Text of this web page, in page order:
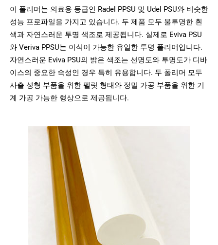
이 폴리머는 의료용 등급인 Radel PPSU 및 Udel PSU와 비슷한
성능 프로파일을 가지고 있습니다. 두 제품 모두 불투명한 흰
색과 자연스러운 투명 색조로 제공됩니다. 실제로 Eviva PSU
와 Veriva PPSU는 이식이 가능한 유일한 투명 폴리머입니다.
자연스러운 Eviva PSU의 밝은 색조는 선명도와 투명도가 디바
이스의 중요한 속성인 경우 특히 유용합니다. 두 폴리머 모두
사출 성형 부품을 위한 펠릿 형태와 정밀 가공 부품을 위한 기
계 가공 가능한 형상으로 제공됩니다.